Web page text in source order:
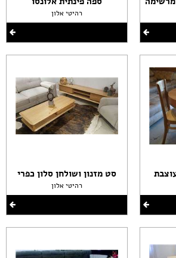
רהיטי אלון
סט מזנון ושולחן סלון כפרי
רהיטי אלון